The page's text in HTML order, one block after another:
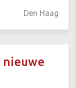
Den Haag
nieuwe